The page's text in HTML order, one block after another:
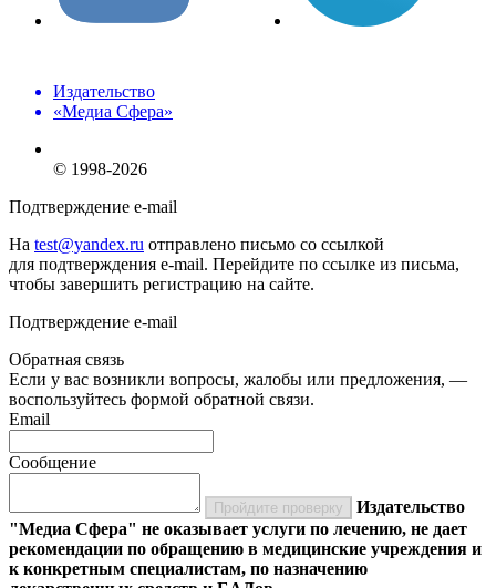
Издательство
«Медиа Сфера»
© 1998-2026
Подтверждение e-mail
На test@yandex.ru отправлено письмо со ссылкой
для подтверждения e-mail. Перейдите по ссылке из письма,
чтобы завершить регистрацию на сайте.
Подтверждение e-mail
Обратная связь
Если у вас возникли вопросы, жалобы или предложения, —
воспользуйтесь формой обратной связи.
Email
Сообщение
Пройдите проверку
Издательство
"Медиа Сфера" не оказывает услуги по лечению, не дает
рекомендации по обращению в медицинские учреждения и
к конкретным специалистам, по назначению